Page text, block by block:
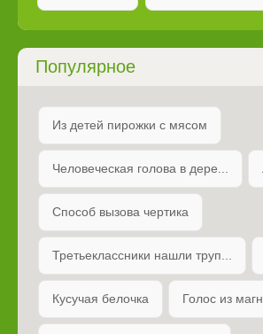
Популярное
Из детей пирожки с мясом
Человеческая голова в дере...
Способ вызова чертика
Третьеклассники нашли труп...
Кусучая белочка Голос из